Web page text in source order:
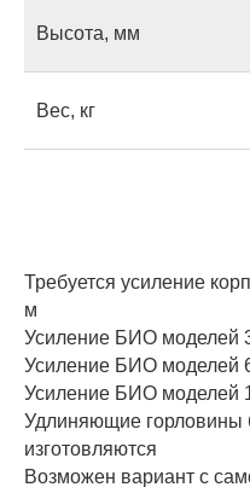
Высота, мм
Вес, кг
Требуется усиление
м
Усиление БИО моделей
Усиление БИО моделей
Усиление БИО моделей
Удлиняющие горловины
изготовляются
Возможен вариант с
Если у вас есть
оставьте свой
позвоним, чтобы
ваши